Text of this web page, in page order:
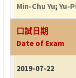
Min-Chu Yu; Yu-
口試日期
Date of Exam
2019-07-22